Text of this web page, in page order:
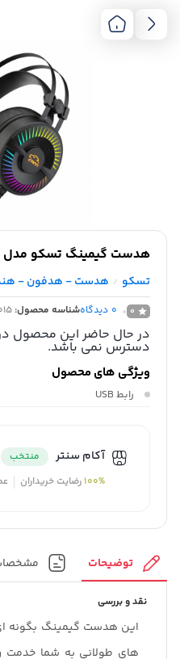
هدست گیمینگ تسکو مدل GH 5165
تسکو / هدست - هدفون -
0
0 دیدگاهشناسه محصول:
در حال حاضر این محصول
دسترس نمی باشد.
ویژگی های محصول
رابط‌ USB
آکام سنتر
منتخب
100%رضایت خریداران
توضیحات
نقد و بررسی
این هدست گیمینگ بگونه
های طولانی به شما